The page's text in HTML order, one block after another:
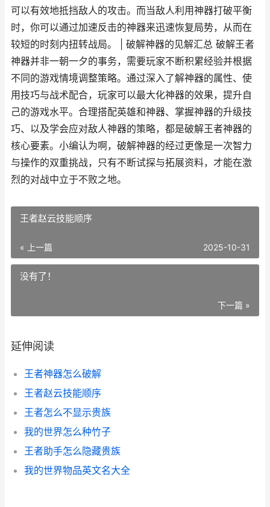
可以有效地抵挡敌人的攻击。而当敌人利用神器打破平衡
时，你可以通过加速反击的神器来迅速恢复局势，从而在
较短的时刻内扭转战局。 | 破解神器的见解汇总 破解王者
神器并非一朝一夕的事务，需要玩家不断积累经验并根据
不同的游戏情境调整策略。通过深入了解神器的属性、使
用技巧与战术配合，玩家可以最大化神器的效果，提升自
己的游戏水平。合理搭配英雄和神器、掌握神器的升级技
巧、以及学会应对敌人神器的策略，都是破解王者神器的
核心要素。小编认为啊，破解神器的经过更像是一次智力
与操作的双重挑战，只有不断试探与拓展资料，才能在激
烈的对战中立于不败之地。
王者赵云技能顺序
« 上一篇 2025-10-31
没有了！
下一篇 »
延伸阅读
王者神器怎么破解
王者赵云技能顺序
王者怎么不显示贵族
我的世界怎么种竹子
王者助手怎么隐藏贵族
我的世界物品英文名大全